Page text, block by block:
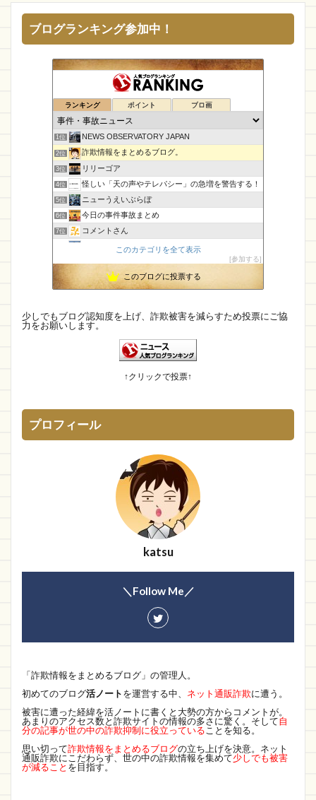
HotOnline
8IA Pvrhzt
ヘレンストア
SPACE NEGATIVE
専門ショップ
ACTIVITY
Padxp
GOOD COOV
ドレスレンタル
Cing-lang
Joy house
トレジャーハント
家のマーク
株式会社フリラン
better 通販
Aura 通販
Popink 通販 SUTOA
Ranmstein
街角商店 Rio
YOUR
発送
ヤマザキ エイプリルフール
SNS
中国
ファーストデータテクノロジーズ
歴史
無料相談
ひだまりズム
製作所 トマト
molkor
MONOPOLY
diranista
ネット通販詐欺
生活用品専門店
SHOP NOW
限定プライス Fashion
ゾゾタウン top box
bright eye
OC si ri to
直営店に限定
ECサイト詐欺
New Life
SAKIMSGOODS
Durodex
釣り用具
RABBIT
アウトレットファクトリー
電子レンジ
アニュアンス
あきんど
よろずや 中津
売れ筋新商品
ブックス LQBVYN
WIPIKI
LUMMY
EnglishCafe シャンプー
mbk
dalsy
CIk専門ショップ
ブログランキング参加中！
ランキング ポイント ブロ画
1位 NEWS OBSERVATORY JAPAN
2位 詐欺情報をまとめるブログ。
3位 リリーゴア
4位 怪しい「天の声やテレパシー」の急増を警告する！
5位 ニューうえいぶらぼ
6位 今日の事件事故まとめ
7位 コメントさん
孤島の奇譚
9位 CamTalk〜生活情報サイト
10位 未確認飛行物体・地球外知的生命体
13位 IT派遣営業マン「テル」が教える人材派遣で稼ぐ技術！
幽霊食口さんのメッセージ?
身の回りによくある詐欺について
このカテゴリを全て表示
参加する
このブログに投票する
少しでもブログ認知度を上げ、詐欺被害を減らすため投票にご協
力をお願いします。
↑クリックで投票↑
プロフィール
katsu
＼Follow Me／
「詐欺情報をまとめるブログ」の管理人。
初めてのブログ活ノートを運営する中、 ネット通販詐欺に遭う。
被害に遭った経緯を活ノートに書くと大勢の方からコメントが。
あまりのアクセス数と詐欺サイトの情報の多さに驚く。そして自
分の記事が世の中の詐欺抑制に役立っている ことを知る。
思い切って詐欺情報をまとめるブログの立ち上げを決意。ネット
通販詐欺にこだわらず、世の中の詐欺情報を集めて少しでも被害
が減ること を目指す。